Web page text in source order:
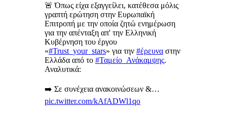
🚨 Όπως είχα εξαγγείλει, κατέθεσα μόλις
γραπτή ερώτηση στην Ευρωπαϊκή
Επιτροπή με την οποία ζητώ ενημέρωση
για την απένταξη απ' την Ελληνική
Κυβέρνηση του έργου
«#Trust_your_stars» για την #έρευνα στην
Ελλάδα από το #Ταμείο_Ανάκαμψης.
Αναλυτικά:
➡️ Σε συνέχεια ανακοινώσεων &…
pic.twitter.com/kAfADWl1qo